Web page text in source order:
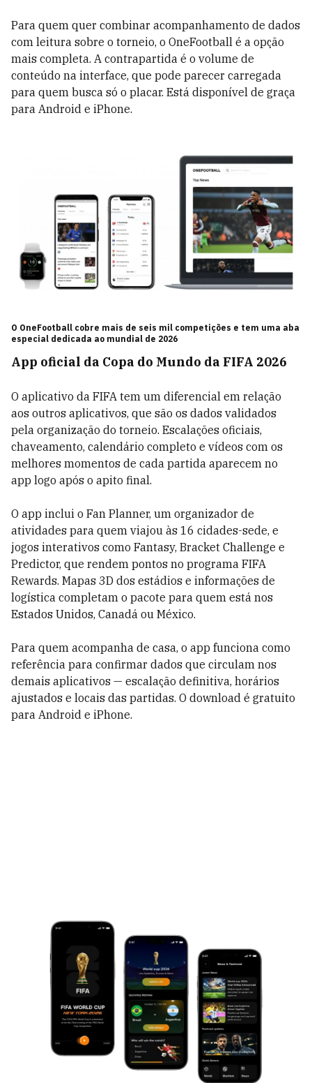
Para quem quer combinar acompanhamento de dados
com leitura sobre o torneio, o OneFootball é a opção
mais completa. A contrapartida é o volume de
conteúdo na interface, que pode parecer carregada
para quem busca só o placar. Está disponível de graça
para Android e iPhone.
O OneFootball cobre mais de seis mil competições e tem uma aba
especial dedicada ao mundial de 2026
App oficial da Copa do Mundo da FIFA 2026
O aplicativo da FIFA tem um diferencial em relação
aos outros aplicativos, que são os dados validados
pela organização do torneio. Escalações oficiais,
chaveamento, calendário completo e vídeos com os
melhores momentos de cada partida aparecem no
app logo após o apito final.
O app inclui o Fan Planner, um organizador de
atividades para quem viajou às 16 cidades-sede, e
jogos interativos como Fantasy, Bracket Challenge e
Predictor, que rendem pontos no programa FIFA
Rewards. Mapas 3D dos estádios e informações de
logística completam o pacote para quem está nos
Estados Unidos, Canadá ou México.
Para quem acompanha de casa, o app funciona como
referência para confirmar dados que circulam nos
demais aplicativos — escalação definitiva, horários
ajustados e locais das partidas. O download é gratuito
para Android e iPhone.